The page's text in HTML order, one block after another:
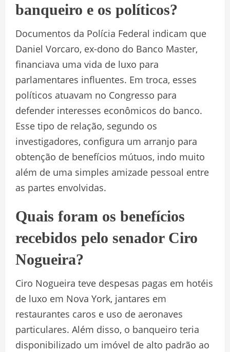
banqueiro e os políticos?
Documentos da Polícia Federal indicam que
Daniel Vorcaro, ex-dono do Banco Master,
financiava uma vida de luxo para
parlamentares influentes. Em troca, esses
políticos atuavam no Congresso para
defender interesses econômicos do banco.
Esse tipo de relação, segundo os
investigadores, configura um arranjo para
obtenção de benefícios mútuos, indo muito
além de uma simples amizade pessoal entre
as partes envolvidas.
Quais foram os benefícios
recebidos pelo senador Ciro
Nogueira?
Ciro Nogueira teve despesas pagas em hotéis
de luxo em Nova York, jantares em
restaurantes caros e uso de aeronaves
particulares. Além disso, o banqueiro teria
disponibilizado um imóvel de alto padrão ao